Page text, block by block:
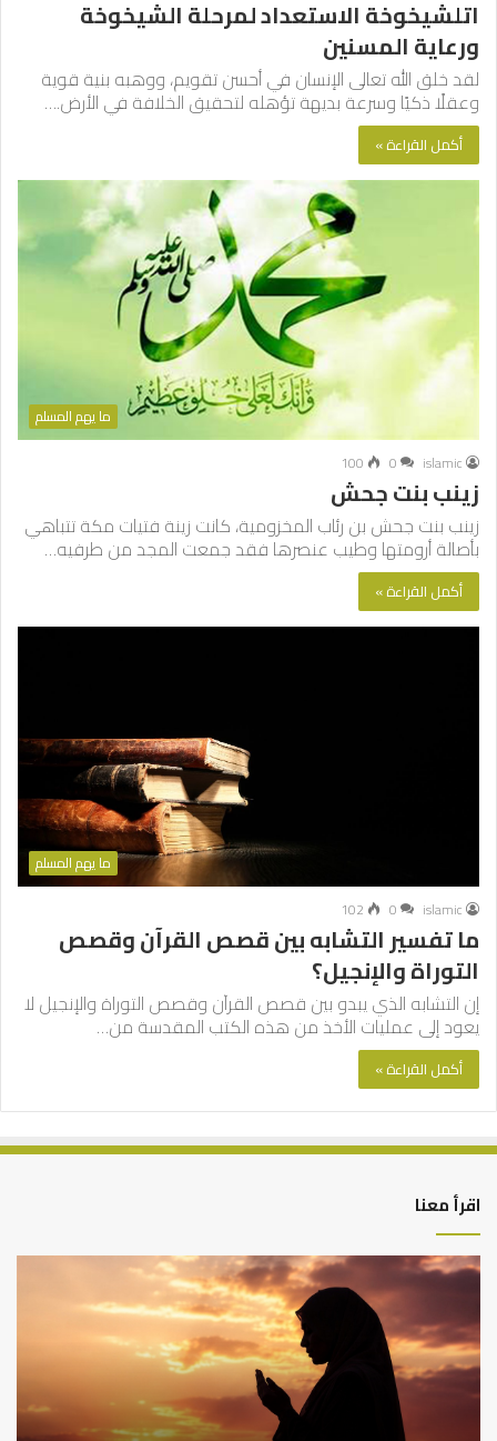
اتلشيخوخة الاستعداد لمرحلة الشيخوخة
ورعاية المسنين
لقد خلق الله تعالى الإنسان في أحسن تقويم، ووهبه بنية قوية
وعقلًا ذكيًا وسرعة بديهة تؤهله لتحقيق الخلافة في الأرض.…
أكمل القراءة »
ما يهم المسلم
islamic
0
100
زينب بنت جحش
زينب بنت جحش بن رئاب المخزومية، كانت زينة فتيات مكة تتباهي
بأصالة أرومتها وطيب عنصرها فقد جمعت المجد من طرفيه…
أكمل القراءة »
ما يهم المسلم
islamic
0
102
ما تفسير التشابه بين قصص القرآن وقصص
التوراة والإنجيل؟
إن التشابه الذي يبدو بين قصص القرآن وقصص التوراة والإنجيل لا
يعود إلى عمليات الأخذ من هذه الكتب المقدسة من…
أكمل القراءة »
اقرأ معنا
كيف
شخصية
الإنسان؟